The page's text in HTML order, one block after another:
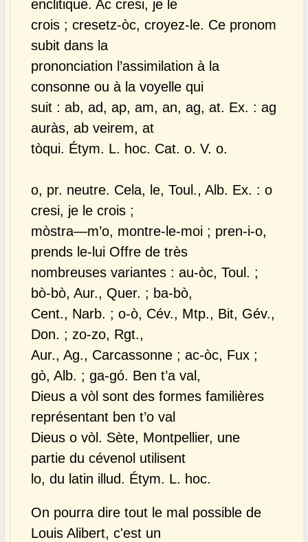
enclitique. Ac cresi, je le
crois ; cresetz-òc, croyez-le. Ce pronom
subit dans la
prononciation l’assimilation à la
consonne ou à la voyelle qui
suit : ab, ad, ap, am, an, ag, at. Ex. : ag
auràs, ab veirem, at
tòqui. Étym. L. hoc. Cat. o. V. o.
o, pr. neutre. Cela, le, Toul., Alb. Ex. : o
cresi, je le crois ;
mòstra—m’o, montre-le-moi ; pren-i-o,
prends le-lui Offre de très
nombreuses variantes : au-òc, Toul. ;
bò-bò, Aur., Quer. ; ba-bò,
Cent., Narb. ; o-ò, Cév., Mtp., Bit, Gév.,
Don. ; zo-zo, Rgt.,
Aur., Ag., Carcassonne ; ac-òc, Fux ;
gò, Alb. ; ga-gó. Ben t’a val,
Dieus a vòl sont des formes familières
représentant ben t’o val
Dieus o vòl. Sète, Montpellier, une
partie du cévenol utilisent
lo, du latin illud. Étym. L. hoc.
On pourra dire tout le mal possible de
Louis Alibert, c'est un